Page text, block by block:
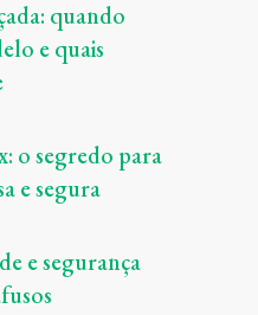
quando
e quais
o segredo para
e segura
e segurança